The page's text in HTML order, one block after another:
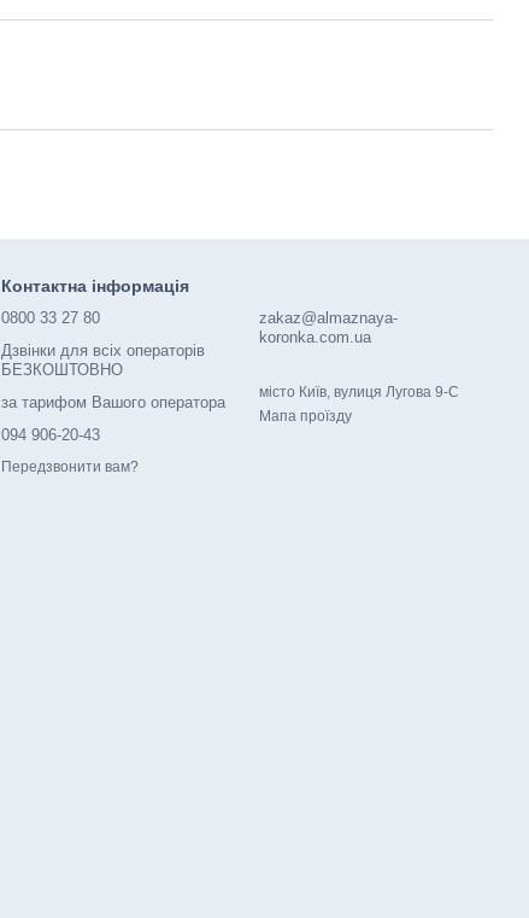
Контактна інформація
0800 33 27 80
Дзвінки для всіх операторів
БЕЗКОШТОВНО
за тарифом Вашого оператора
094 906-20-43
Передзвонити вам?
zakaz@almaznaya-
koronka.com.ua
місто Київ, вулиця Лугова 9-С
Мапа проїзду